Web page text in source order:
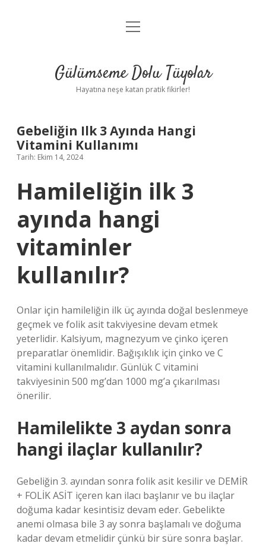
Anasayfa
Yasal Uyarı
menüyü
Gülümseme Dolu Tüyolar
Hayatına neşe katan pratik fikirler!
Gebeliğin Ilk 3 Ayında Hangi
Vitamini Kullanımı
Tarih: Ekim 14, 2024
Hamileliğin ilk 3
ayında hangi
vitaminler
kullanılır?
Onlar için hamileliğin ilk üç ayında doğal beslenmeye
geçmek ve folik asit takviyesine devam etmek
yeterlidir. Kalsiyum, magnezyum ve çinko içeren
preparatlar önemlidir. Bağışıklık için çinko ve C
vitamini kullanılmalıdır. Günlük C vitamini
takviyesinin 500 mg’dan 1000 mg’a çıkarılması
önerilir.
Hamilelikte 3 aydan sonra
hangi ilaçlar kullanılır?
Gebeliğin 3. ayından sonra folik asit kesilir ve DEMİR
+ FOLİK ASİT içeren kan ilacı başlanır ve bu ilaçlar
doğuma kadar kesintisiz devam eder. Gebelikte
anemi olmasa bile 3 ay sonra başlamalı ve doğuma
kadar devam etmelidir çünkü bir süre sonra başlar.